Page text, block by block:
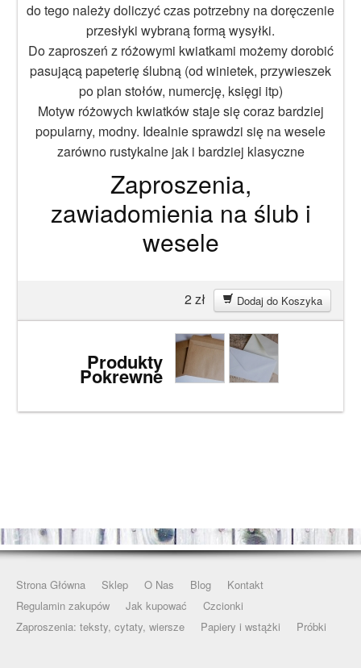
do tego należy doliczyć czas potrzebny na doręczenie
przesłyki wybraną formą wysyłki.
Do zaproszeń z różowymi kwiatkami możemy dorobić
pasującą papeterię ślubną (od winietek, przywieszek
po plan stołów, numercję, księgi itp)
Motyw różowych kwiatków staje się coraz bardziej
popularny, modny. Idealnie sprawdzi się na wesele
zarówno rustykalne jak i bardziej klasyczne
Zaproszenia,
zawiadomienia na ślub i
wesele
Dodaj do Koszyka
2 zł
Produkty
Pokrewne
Strona Główna Sklep O Nas Blog
Kontakt
Regulamin zakupów
Jak kupować
Czcionki
Zaproszenia: teksty, cytaty, wiersze
Papiery i wstążki Próbki